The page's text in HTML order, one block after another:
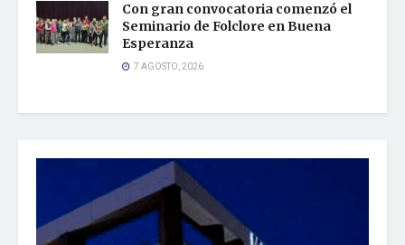
Con gran convocatoria comenzó el
Seminario de Folclore en Buena
Esperanza
7 AGOSTO, 2026